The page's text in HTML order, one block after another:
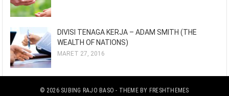
DIVISI TENAGA KERJA – ADAM SMITH (THE
WEALTH OF NATIONS)
MARET 27, 2016
© 2026 SUBING RAJO BASO - THEME BY FRESHTHEMES